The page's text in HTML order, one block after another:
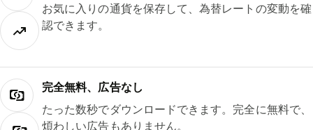
お気に入りの通貨を保存して、為替レートの変動を確
認できます。
完全無料、広告なし
たった数秒でダウンロードできます。完全に無料で、
煩わしい広告もありません。